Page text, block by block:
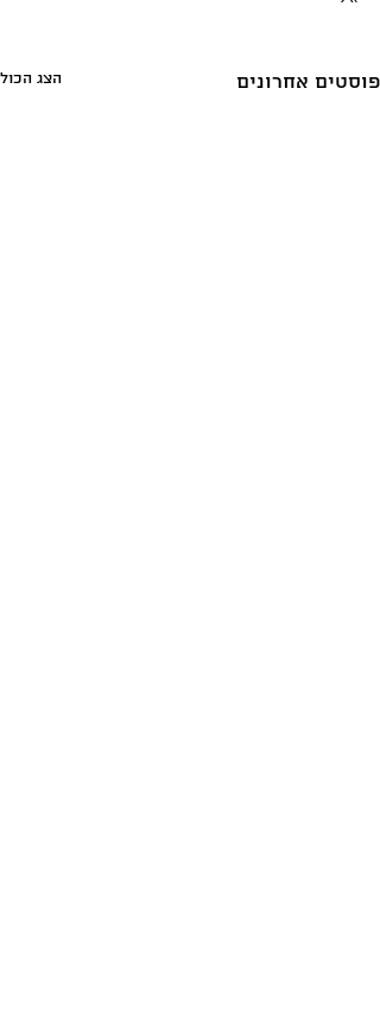
פוסטים אחרונים הצג הכול